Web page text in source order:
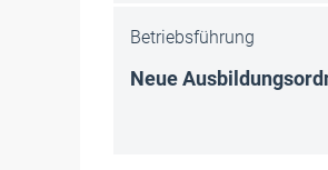
Betriebsführung
Neue